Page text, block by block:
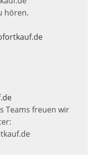
hören.
Teams freuen wir